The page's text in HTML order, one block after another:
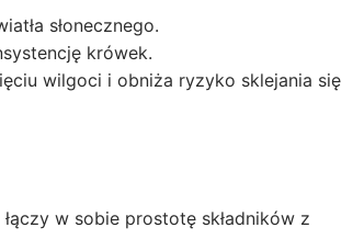
słonecznego.
krówek.
wilgoci i obniża ryzyko sklejania się
w sobie prostotę składników z